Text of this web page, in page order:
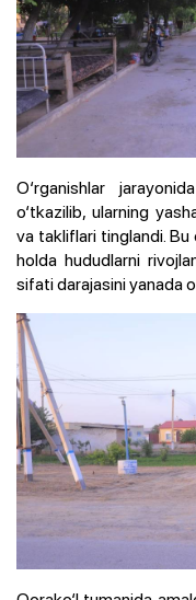
O‘rganishlar
o‘tkazilib, ularning
va takliflari tinglandi.
holda hududlarni
sifati darajasini yanada